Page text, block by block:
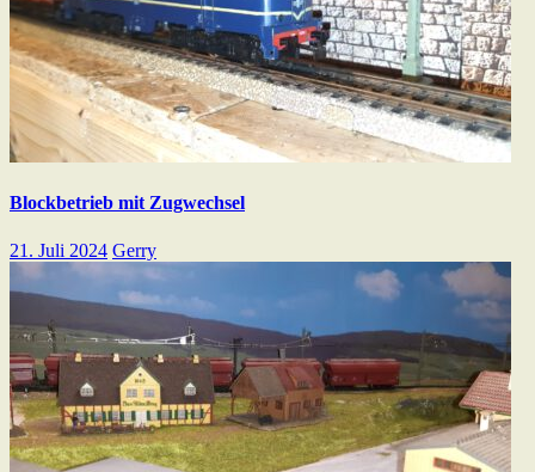
Blockbetrieb mit Zugwechsel
21. Juli 2024 Gerry